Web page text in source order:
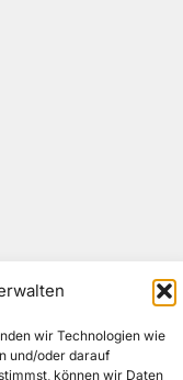
wir Technologien wie
und/oder darauf
können wir Daten